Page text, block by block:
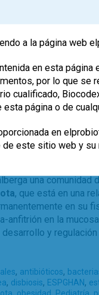
FÓRMATE
debería
a la situación
una
, que está en una
en su
anfitrión en la
y
, antibióticos,
, disbiosis, ESPGHAN,
a la página web
en esta
por lo que se
cualificado,
página o de
en
este sitio web y su